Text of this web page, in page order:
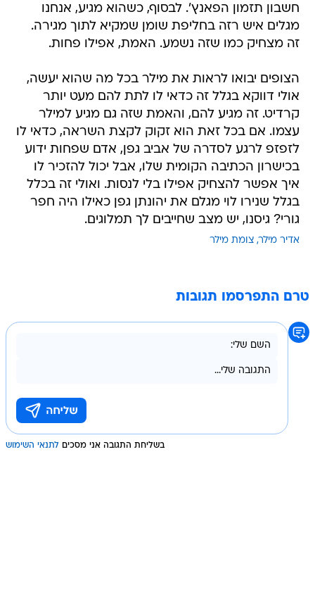
חשבון תזמון הפאנץ'. לבסוף, כשהוא מגיע, אנחנו
מגלים איש רזה בחליפת שומן שמקיא לתוך מגירה.
זה מצחיק כמו שזה נשמע. האמת, אפילו פחות.
הצופים יבואו לראות את מילר בכל מה שהוא יעשה,
אולי דווקא בגלל זה כדאי לו לתת להם מעט יותר
קרדיט. זה מגיע להם, והאמת שזה גם מגיע למילר
עצמו. אם בכל זאת הוא זקוק לקצת השראה, כדאי לו
לזפזפ לרגע לסדרה של אביב גפן, אדם שפחות ידוע
בכישרון הכתיבה הקומית שלו, אבל יכול להזכיר לו
איך אפשר להצחיק אפילו בלי לנסות. ואולי זה בכלל
בגלל שנירו לוי מגלם את יהונתן גפן כאילו היה חפר
גורי? גיסנו, יש מצב שחייבים לך תמלוגים.
אדיר מילר צומת מילר
טרם התפרסמו תגובות
בשליחת התגובה אני מסכים לתנאי השימוש